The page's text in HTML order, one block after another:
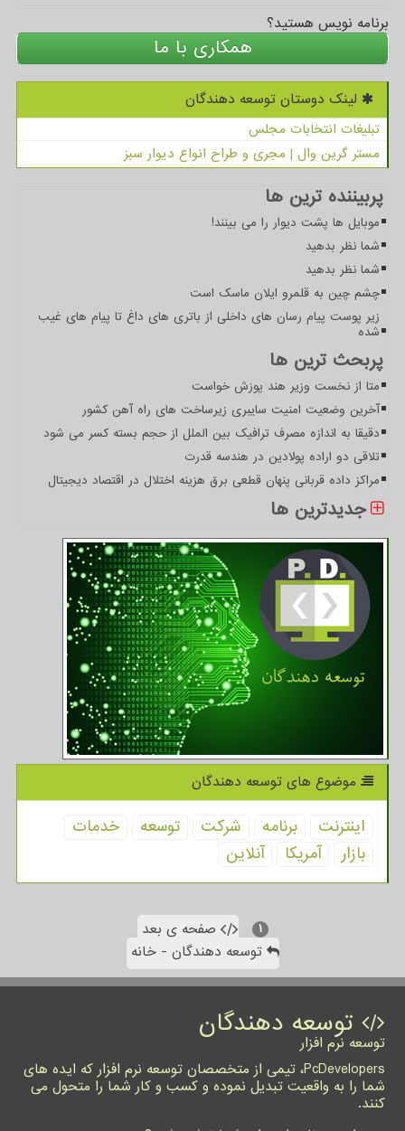
برنامه نویس هستید؟
همکاری با ما
لینک دوستان توسعه دهندگان
تبلیغات انتخابات مجلس
مستر گرین وال | مجری و طراح انواع دیوار سبز
پربیننده ترین ها
موبایل ها پشت دیوار را می بینند!
شما نظر بدهید
شما نظر بدهید
چشم چین به قلمرو ایلان ماسک است
زیر پوست پیام رسان های داخلی از باتری های داغ تا پیام های غیب
شده
پربحث ترین ها
متا از نخست وزیر هند پوزش خواست
آخرین وضعیت امنیت سایبری زیرساخت های راه آهن کشور
دقیقا به اندازه مصرف ترافیک بین الملل از حجم بسته کسر می شود
تلاقی دو اراده پولادین در هندسه قدرت
مراکز داده قربانی پنهان قطعی برق هزینه اختلال در اقتصاد دیجیتال
جدیدترین ها
موضوع های توسعه دهندگان
اینترنت برنامه شركت توسعه
خدمات
بازار
آمریكا آنلاین
۱
صفحه ی بعد
توسعه دهندگان - خانه
توسعه دهندگان
توسعه نرم افزار
PcDevelopers، تیمی از متخصصان توسعه نرم افزار که ایده های
شما را به واقعیت تبدیل نموده و کسب و کار شما را متحول می
کنند.